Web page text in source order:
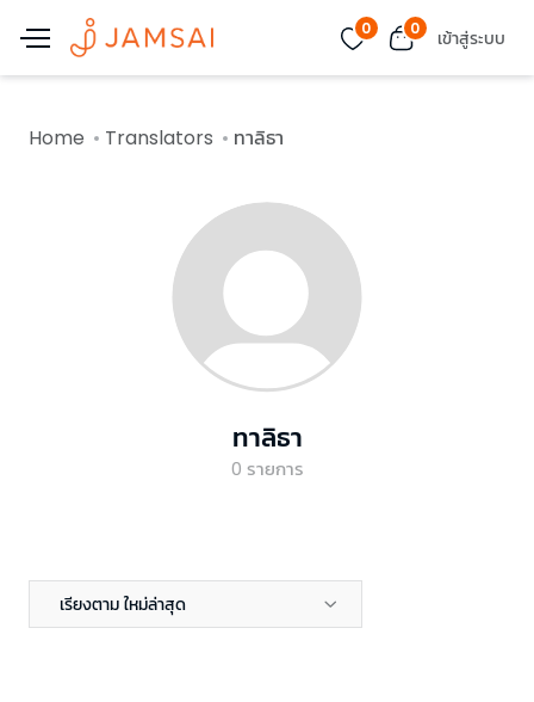
0 0 เข้าสู่ระบบ
Home Translators ทาลิธา
ทาลิธา
0 รายการ
เรียงตาม ใหม่ล่าสุด